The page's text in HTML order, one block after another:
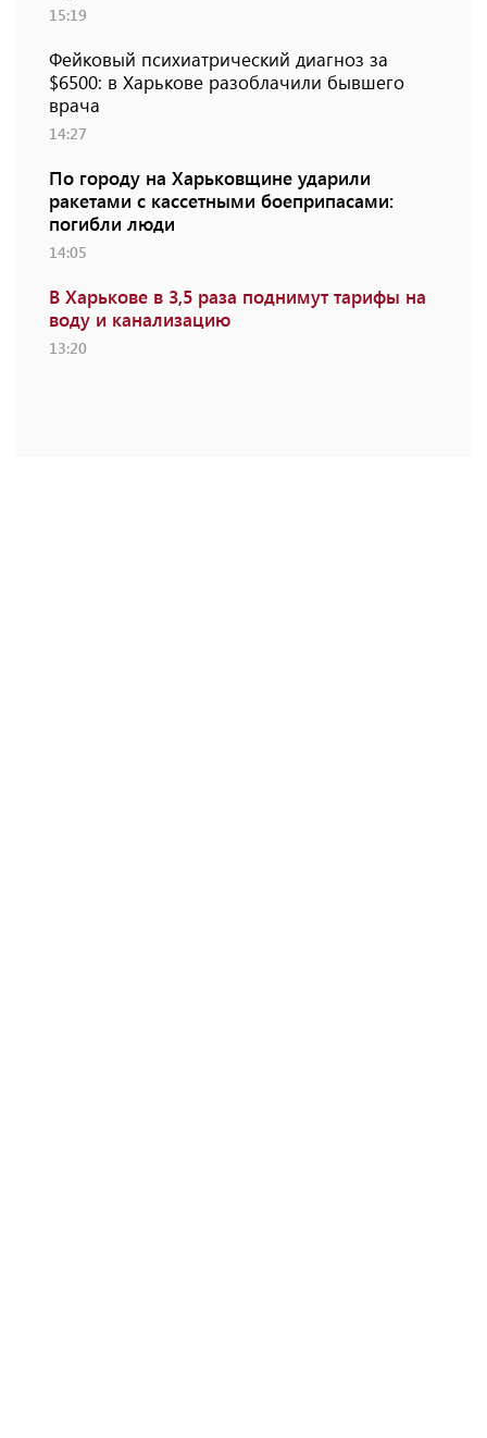
15:19
Фейковый психиатрический диагноз за
$6500: в Харькове разоблачили бывшего
врача
14:27
По городу на Харьковщине ударили
ракетами с кассетными боеприпасами:
погибли люди
14:05
В Харькове в 3,5 раза поднимут тарифы на
воду и канализацию
13:20